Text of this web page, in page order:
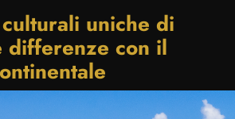
uniche di
differenze con il